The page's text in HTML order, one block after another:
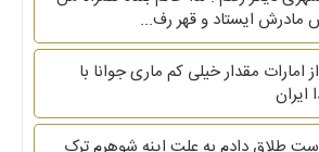
مادرش ایستاد و قهر رف...
امارات مقدار خیلی کم ماری جوانا با
ایران